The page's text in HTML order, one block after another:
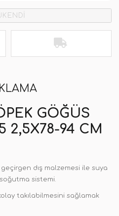
GÖĞÜS
2,5X78-94 CM
dış malzemesi ile suya
soğutma sistemi.
takılabilmesini sağlamak